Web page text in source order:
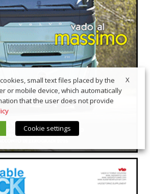
X
small text files placed by the
or mobile device, which automatically
that the user does not provide
Cookie settings